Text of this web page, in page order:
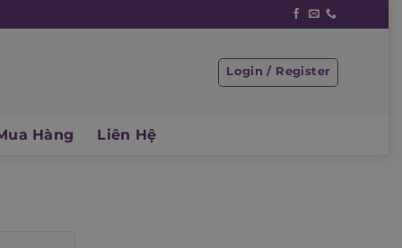
Login / Register
Hàng Liên Hệ